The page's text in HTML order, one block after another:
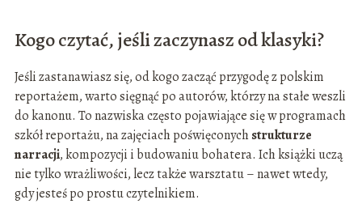
Kogo czytać, jeśli zaczynasz od klasyki?
Jeśli zastanawiasz się, od kogo zacząć przygodę z polskim
reportażem, warto sięgnąć po autorów, którzy na stałe weszli
do kanonu. To nazwiska często pojawiające się w programach
szkół reportażu, na zajęciach poświęconychstrukturze
narracji, kompozycji i budowaniu bohatera. Ich książki uczą
nie tylko wrażliwości, lecz także warsztatu – nawet wtedy,
gdy jesteś po prostu czytelnikiem.